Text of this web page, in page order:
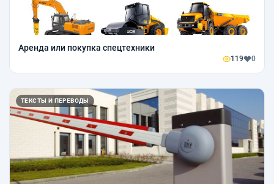
Аренда или покупка спецтехники
119 0
ТЕКСТЫ И ПЕРЕВОДЫ